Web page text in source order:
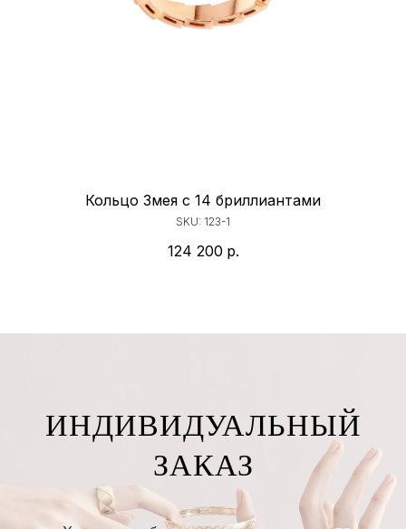
Кольцо Змея с 14 бриллиантами
SKU: 123-1
124 200 р.
ИНДИВИДУАЛЬНЫЙ
ЗАКАЗ